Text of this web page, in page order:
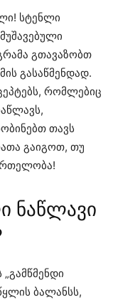
სტენლი
გთავაზობთ
გასაწმენდად.
რომლებიც
თავს
გაიგოთ, თუ
ნაწლავი
ბალანსს,